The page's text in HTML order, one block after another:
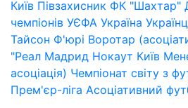
Київ Півзахисник ФК "Шахтар"
чемпіонів УЄФА Україна
Тайсон Ф'юрі Воротар
"Реал Мадрид Нокаут Київ
асоціація) Чемпіонат світу з
Прем'єр-ліга Асоціативний